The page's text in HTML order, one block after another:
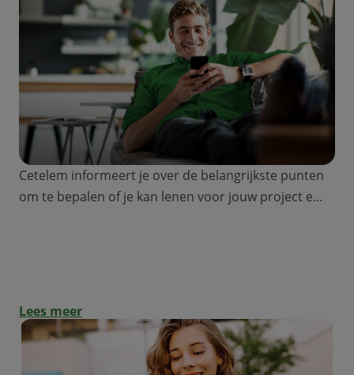
Cetelem informeert je over de belangrijkste punten
om te bepalen of je kan lenen voor jouw project e...
Lees meer